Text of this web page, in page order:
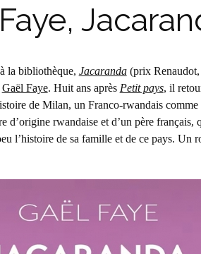
la bibliothèque, Jacaranda(prix Renaudot,
Gaël Faye. Huit ans après Petit pays, il
de Milan, un Franco-rwandais
d’origine rwandaise et d’un père français,
l’histoire de sa famille et de ce pays. Un